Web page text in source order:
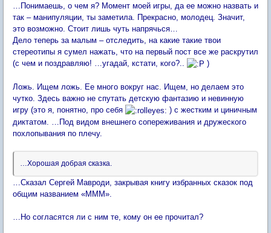
…Понимаешь, о чем я? Момент моей игры, да ее можно назвать и
так – манипуляции, ты заметила. Прекрасно, молодец. Значит,
это возможно. Стоит лишь чуть напрячься…
Дело теперь за малым – отследить, на какие такие твои
стереотипы я сумел нажать, что на первый пост все же раскрутил
(с чем и поздравляю! …угадай, кстати, кого?..
)
Ложь. Ищем ложь. Ее много вокруг нас. Ищем, но делаем это
чутко. Здесь важно не спутать детскую фантазию и невинную
игру (это я, понятно, про себя
) с жестким и циничным
диктатом. …Под видом внешнего сопереживания и дружеского
похлопывания по плечу.
…Хорошая добрая сказка.
…Сказал Сергей Мавроди, закрывая книгу избранных сказок под
общим названием «МММ».
…Но согласятся ли с ним те, кому он ее прочитал?